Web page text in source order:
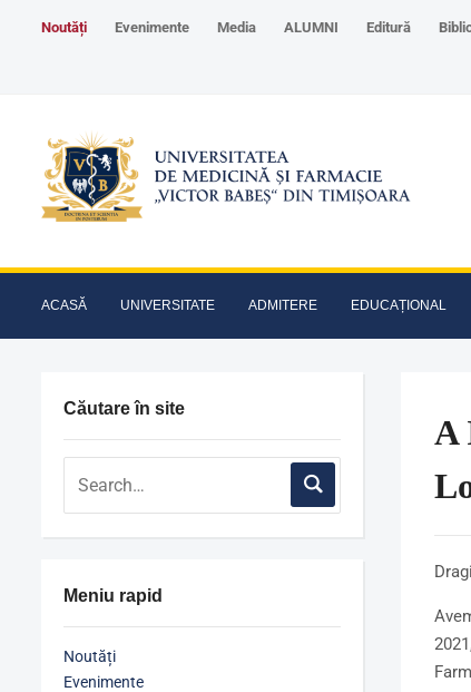
Noutăți Evenimente Media ALUMNI Editură
ACASĂ UNIVERSITATE ADMITERE EDUCAȚIONAL
Căutare în site
Meniu rapid
Noutăți
Evenimente
A